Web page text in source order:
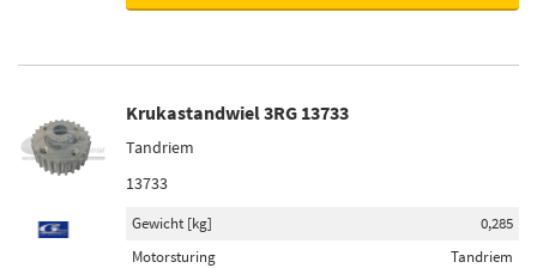
Krukastandwiel 3RG 13733
Tandriem
13733
Gewicht [kg]
0,285
Motorsturing
Tandriem